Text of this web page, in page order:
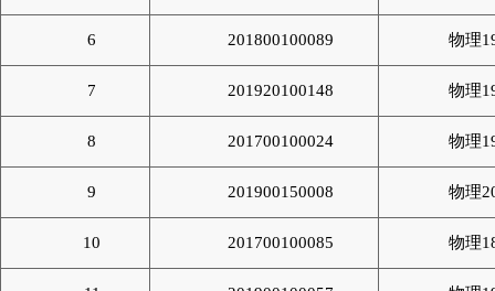
6 201800100089 物理
7 201920100148 物理
8 201700100024 物理
9 201900150008 物理
10 201700100085 物理